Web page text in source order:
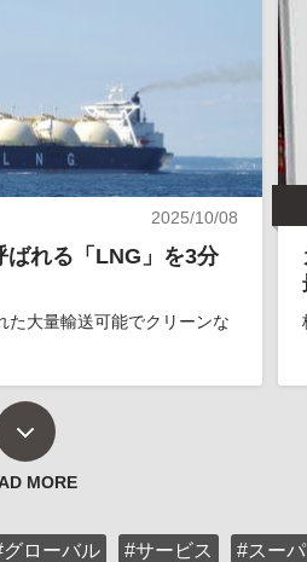
2025/10/08
ばれる「LNG」を3分
大量輸送可能でクリーンな
MORE
グローバル #サービス #スー